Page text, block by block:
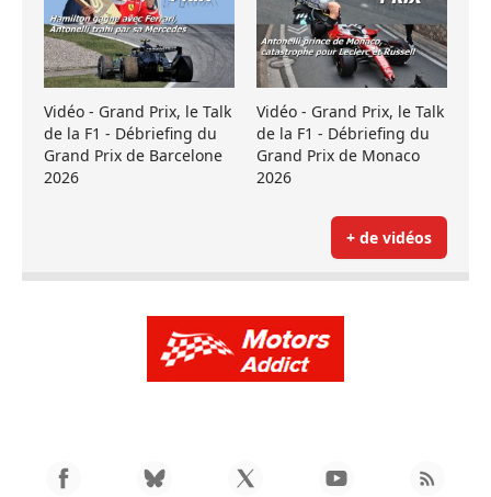
Vidéo - Grand Prix, le Talk
de la F1 - Débriefing du
Grand Prix de Barcelone
2026
Vidéo - Grand Prix, le Talk
de la F1 - Débriefing du
Grand Prix de Monaco
2026
+ de vidéos